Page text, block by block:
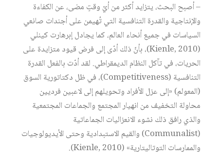
– أصبح البحث، يتزايد أكثر من أيّ وقتٍ مضى، عن الكفاءة
والإنتاجية والقدرة التنافسية التي تُهيمن على أجندات صانعي
السياسات في جميع أنحاء العالم، كما يجادل إبرهارت كينلي
(Kienle, 2010)، بأنّ ذلك أدّى إلى فرض قيود متزايدة على
الحريات، في تآكل النظام الديمقراطي. لقد أدّت بالفعل القدرة
التنافسية (Competitiveness)، في ظل دكتاتورية السوق
(المعولم) «إلى عزل الأفراد وتحويلهم إلى لاعبين فرديين
محاولة التخفيف من انهيار المجتمع والجماعات المجتمعية
والذي رافق ذلك نشوء الانعزاليات الجماعاتية
(Communalist) والقيم الاستبدادية وحتى الأيديولوجيات
والممارسات التوتاليتارية» (Kienle, 2010).